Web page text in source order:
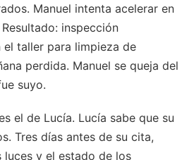
Manuel intenta acelerar en
inspección
taller para limpieza de
perdida. Manuel se queja del
suyo.
el de Lucía. Lucía sabe que su
Tres días antes de su cita,
y el estado de los